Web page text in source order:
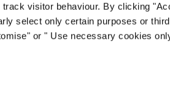
visitor behaviour. By clicking
select only certain purposes or
or " Use necessary cookies